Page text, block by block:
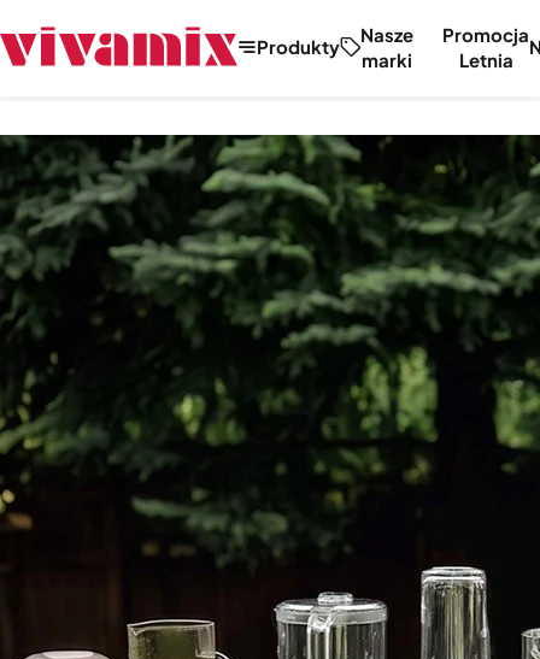
Produkty
Nasze
marki
Promocja
Letnia